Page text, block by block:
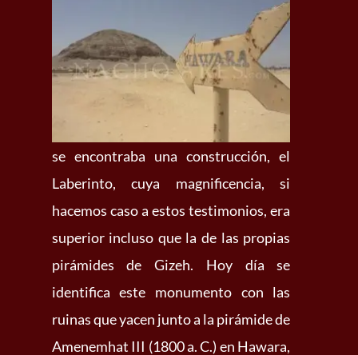
se encontraba una construcción, el
Laberinto, cuya magnificencia, si
hacemos caso a estos testimonios, era
superior incluso que la de las propias
pirámides de Gizeh. Hoy día se
identifica este monumento con las
ruinas que yacen junto a la pirámide de
Amenemhat III (1800 a. C.) en Hawara,